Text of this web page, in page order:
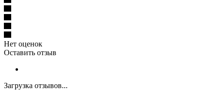
Нет оценок
Оставить отзыв
Загрузка отзывов...